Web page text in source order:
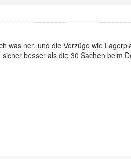
was her, und die Vorzüge wie
besser als die 30 Sachen beim